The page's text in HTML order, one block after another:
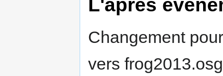
L'après
Changement
vers